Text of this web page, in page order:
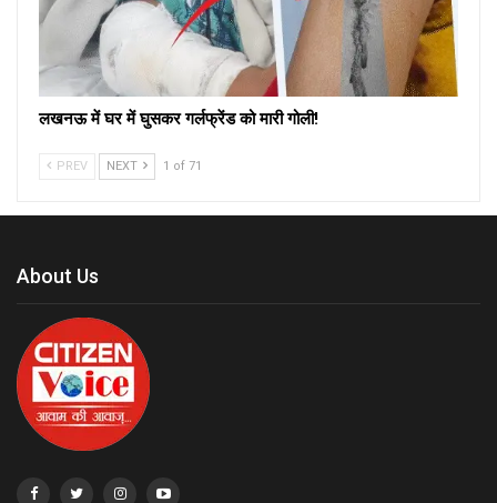
लखनऊ में घर में घुसकर गर्लफ्रेंड को मारी गोली!
PREV NEXT 1 of 71
About Us